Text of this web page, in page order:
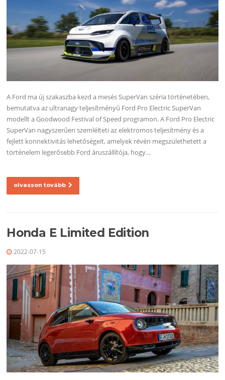
A Ford ma új szakaszba kezd a mesés SuperVan széria történetében,
bemutatva az ultranagy teljesítményű Ford Pro Electric SuperVan
modellt a Goodwood Festival of Speed programon. A Ford Pro Electric
SuperVan nagyszerűen szemlélteti az elektromos teljesítmény és a
fejlett konnektivitás lehetőségeit, amelyek révén megszülethetett a
történelem legerősebb Ford áruszállítója, hogy…
olvasson tovább
Honda E Limited Edition
2022-07-15